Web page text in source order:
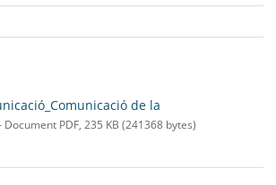
de la
PDF, 235 KB (241368 bytes)